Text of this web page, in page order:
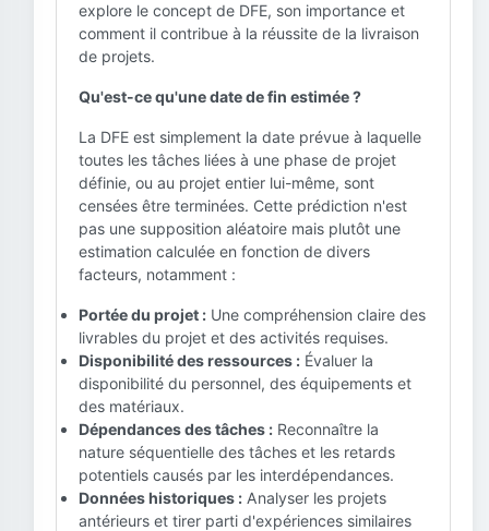
explore le concept de DFE, son importance et
comment il contribue à la réussite de la livraison
de projets.
Qu'est-ce qu'une date de fin estimée ?
La DFE est simplement la date prévue à laquelle
toutes les tâches liées à une phase de projet
définie, ou au projet entier lui-même, sont
censées être terminées. Cette prédiction n'est
pas une supposition aléatoire mais plutôt une
estimation calculée en fonction de divers
facteurs, notamment :
Portée du projet : Une compréhension claire des
livrables du projet et des activités requises.
Disponibilité des ressources : Évaluer la
disponibilité du personnel, des équipements et
des matériaux.
Dépendances des tâches : Reconnaître la
nature séquentielle des tâches et les retards
potentiels causés par les interdépendances.
Données historiques : Analyser les projets
antérieurs et tirer parti d'expériences similaires